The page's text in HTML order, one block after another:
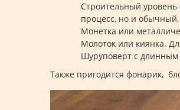
Строительный
процесс, но и
Монетка или
Молоток или киянка.
Шуруповерт с длинным
Также пригодится фонарик,